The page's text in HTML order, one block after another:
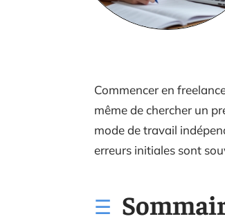
Commencer en
même de chercher un
mode de travail
erreurs initiales sont